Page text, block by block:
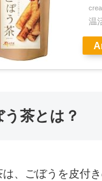
温
う茶とは？
は、ごぼうを皮付